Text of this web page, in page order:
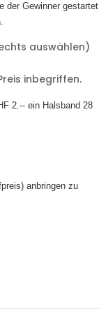
der Gewinner gestartet
auswählen)
inbegriffen.
2.-- ein Halsband 28
anbringen zu